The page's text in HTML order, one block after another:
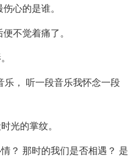
心的是谁。
不觉着痛了。
， 听一段音乐我怀念一段
光的掌纹。
？ 那时的我们是否相遇？ 是